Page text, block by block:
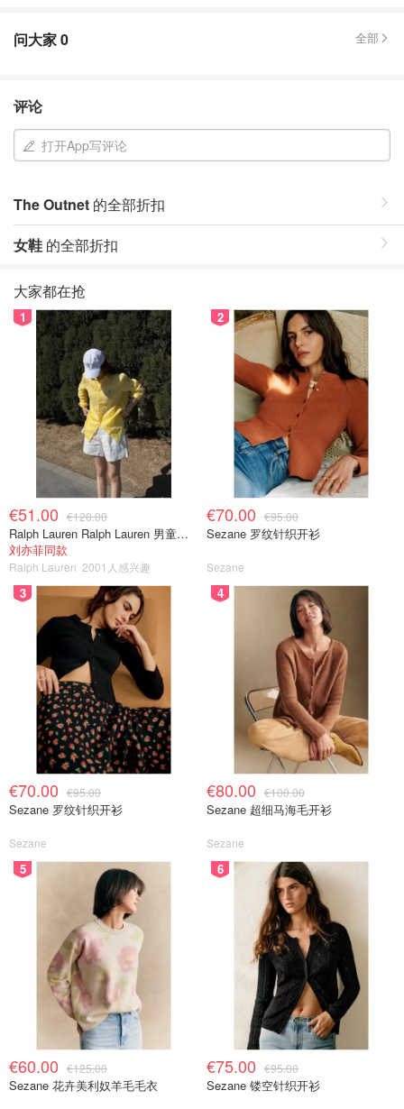
问大家0 全部
评论
打开App写评论
The Outnet 的全部折扣
女鞋 的全部折扣
大家都在抢
1
€51.00 €120.00
Ralph Lauren Ralph Lauren 男童亚麻衬衫
刘亦菲同款
Ralph Lauren 2001人感兴趣
2
€70.00 €95.00
Sezane 罗纹针织开衫
Sezane
3
€70.00 €95.00
Sezane 罗纹针织开衫
Sezane
4
€80.00 €100.00
Sezane 超细马海毛开衫
Sezane
5
€60.00 €125.00
Sezane 花卉美利奴羊毛毛衣
6
€75.00 €95.00
Sezane 镂空针织开衫